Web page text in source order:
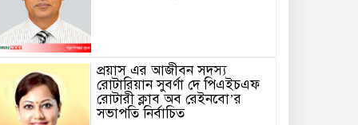
প্রয়াস এর আজীবন সদস্য
রোটারিয়ান সুবর্ণা দে পিএইচএফ
রোটারী ক্লাব অব রেইনবো’র
সভাপতি নির্বাচিত